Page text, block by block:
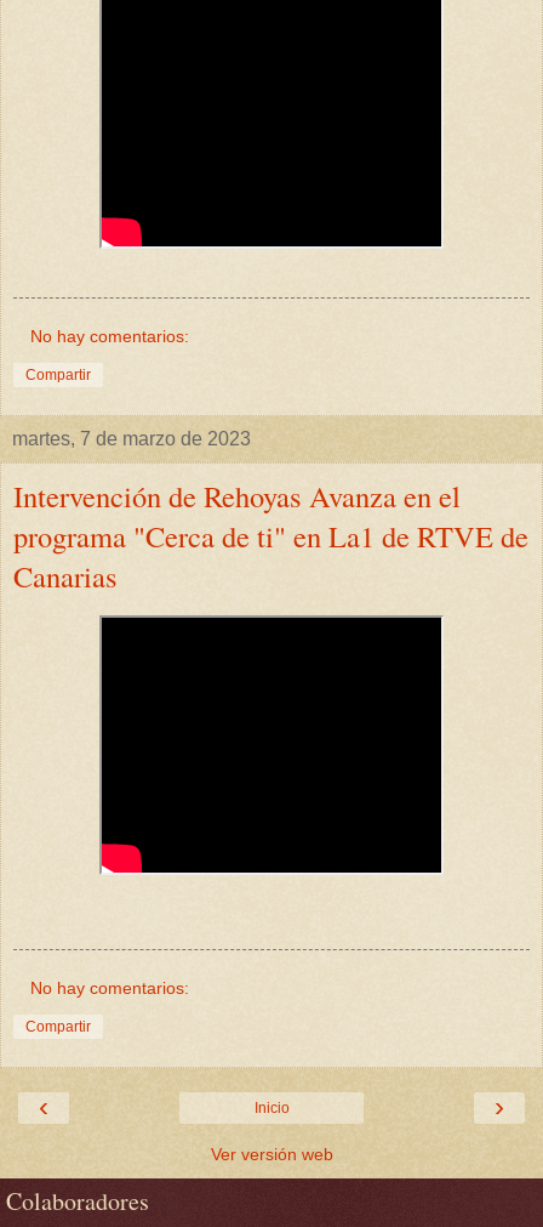
No hay comentarios:
Compartir
martes, 7 de marzo de 2023
Intervención de Rehoyas Avanza en el
programa "Cerca de ti" en La1 de RTVE de
Canarias
No hay comentarios:
Compartir
‹ ›
Inicio
Ver versión web
Colaboradores